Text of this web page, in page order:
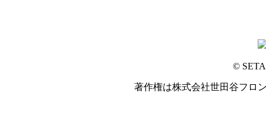
©
著作権は株式会社世田谷フロ